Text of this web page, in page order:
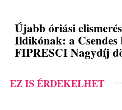
Újabb óriási
Ildikónak: a
FIPRESCI Nagydíj
EZ IS ÉRDEKELHET